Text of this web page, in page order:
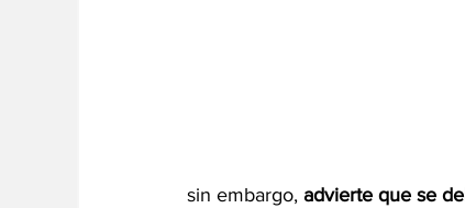
sin embargo, advierte que se